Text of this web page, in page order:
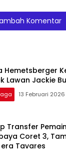
Sistem
TuanKomentar
Hemetsberger
Lawan Jackie
13 Februari 2026
Transfer
Coret 3,
Tavares